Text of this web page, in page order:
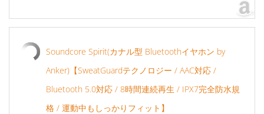
Soundcore Spirit(カナル型 Bluetoothイヤホン by
Anker)【SweatGuardテクノロジー / AAC対応 /
Bluetooth 5.0対応 / 8時間連続再生 / IPX7完全防水規
格 / 運動中もしっかりフィット】